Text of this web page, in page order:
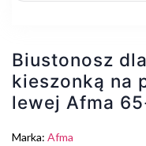
Biustonosz
kieszonką na
lewej Afma
Marka: Afma